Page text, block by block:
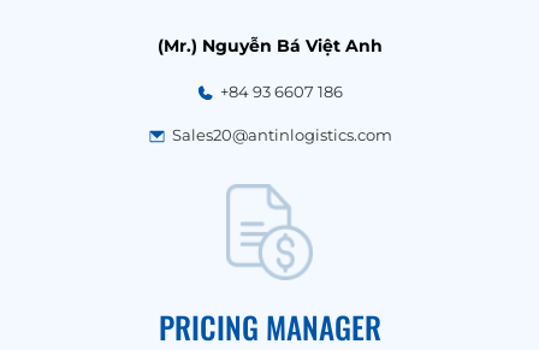
(Mr.) Nguyễn Bá Việt Anh
+84 93 6607 186
Sales20@antinlogistics.com
PRICING MANAGER